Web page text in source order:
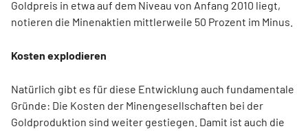
Goldpreis in etwa auf dem Niveau von Anfang 2010 liegt,
notieren die Minenaktien mittlerweile 50 Prozent im Minus.
Kosten explodieren
Natürlich gibt es für diese Entwicklung auch fundamentale
Gründe: Die Kosten der Minengesellschaften bei der
Goldproduktion sind weiter gestiegen. Damit ist auch die